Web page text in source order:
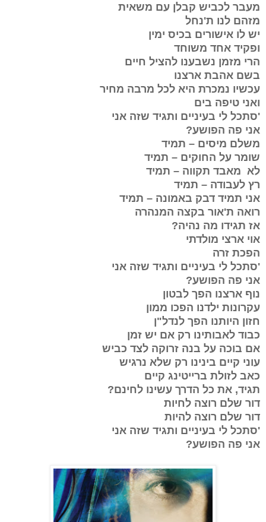
מעבר לכביש קבלן עם משאית
מזהם לנו ת'נחל
יש לו אישורים בכיס ימין
ופקיד אחד משוחד
הרי מזמן נשבענו להציל חיים
בשם אהבת ארצנו
עכשיו נמכרת היא לכל מרבה מחיר
ואני טיפה בים
'סתכל לי בעיניים ותגיד שזה אני
אני פה הפושע?
משלם מיסים – תמיד
שומר על החוקים – תמיד
לא מאבד תקווה – תמיד
רץ לעבודה – תמיד
אני תמיד דבק באמונה – תמיד
רואה ת'אור בקצה המנהרה
אז תגידו מה נהיה?
אוי ארצי מולדתי
הפכת זרה
'סתכל לי בעיניים ותגיד שזה אני
אני פה הפושע?
נוף ארצנו הפך לבטון
עקרונות ילדנו הפכו ממון
חזון היותנו הפך לנדל"ן
כבוד לאבותינו רק אם יש זמן
אם בוכה על בנה זרוקה לצד כביש
עוני קיים בינינו רק שלא נרגיש
כאב לזולת ברייטינג קיים
תגיד, את כל הדרך עשינו לחינם?
דור שלם רוצה לחיות
דור שלם רוצה להיות
'סתכל לי בעיניים ותגיד שזה אני
אני פה הפושע?